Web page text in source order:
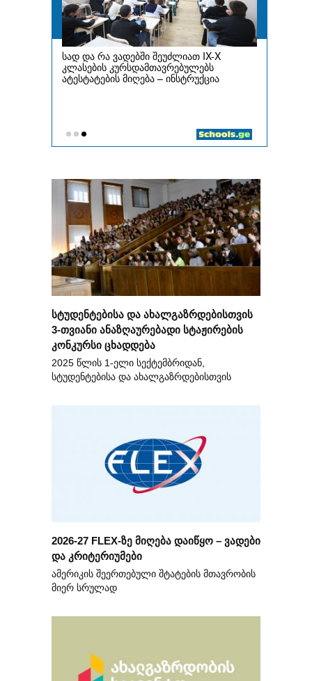
სტუდენტებისა და ახალგაზრდებისთვის
3-თვიანი ანაზღაურებადი სტაჟირების
კონკურსი ცხადდება
2025 წლის 1-ელი სექტემბრიდან,
სტუდენტებისა და ახალგაზრდებისთვის
2026-27 FLEX-ზე მიღება დაიწყო – ვადები
და კრიტერიუმები
ამერიკის შეერთებული შტატების მთავრობის
მიერ სრულად